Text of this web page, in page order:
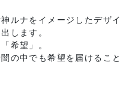
ルナをイメージしたデザイ
します。
希望」。
の中でも希望を届けること